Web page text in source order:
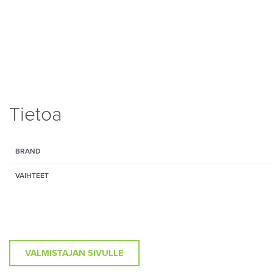
Tietoa
BRAND
VAIHTEET
VALMISTAJAN SIVULLE